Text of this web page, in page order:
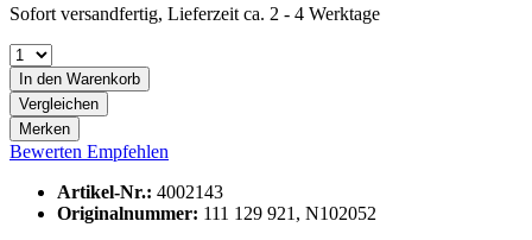
Sofort versandfertig, Lieferzeit ca. 2 - 4 Werktage
In den Warenkorb
Vergleichen
Merken
Bewerten Empfehlen
Artikel-Nr.: 4002143
Originalnummer: 111 129 921, N102052